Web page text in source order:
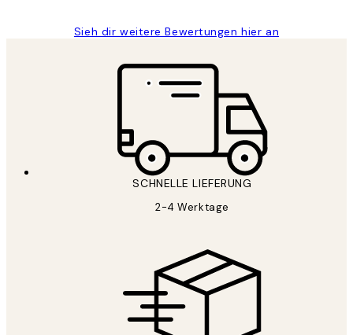
Sieh dir weitere Bewertungen hier an
SCHNELLE LIEFERUNG
2-4 Werktage